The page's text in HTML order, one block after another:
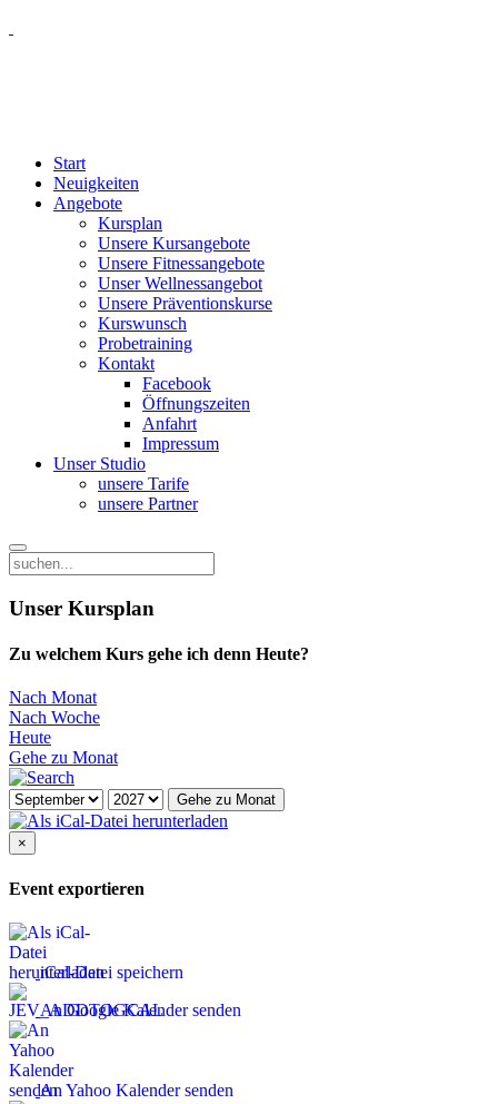
Start
Neuigkeiten
Angebote
Kursplan
Unsere Kursangebote
Unsere Fitnessangebote
Unser Wellnessangebot
Unsere Präventionskurse
Kurswunsch
Probetraining
Kontakt
Facebook
Öffnungszeiten
Anfahrt
Impressum
Unser Studio
unsere Tarife
unsere Partner
Unser Kursplan
Zu welchem Kurs gehe ich denn Heute?
Nach Monat
Nach Woche
Heute
Gehe zu Monat
Gehe zu Monat
×
Event exportieren
iCal-Datei speichern
An Google Kalender senden
An Yahoo Kalender senden